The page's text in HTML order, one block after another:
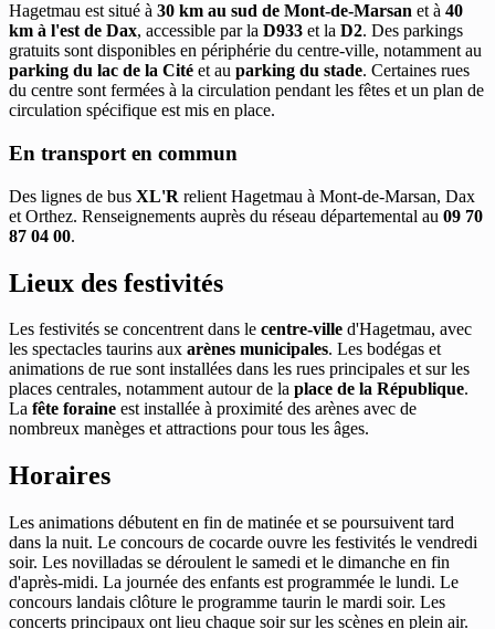
Hagetmau est situé à 30 km au sud de Mont-de-Marsan et à 40
km à l'est de Dax, accessible par la D933 et la D2. Des parkings
gratuits sont disponibles en périphérie du centre-ville, notamment au
parking du lac de la Cité et au parking du stade. Certaines rues
du centre sont fermées à la circulation pendant les fêtes et un plan de
circulation spécifique est mis en place.
En transport en commun
Des lignes de bus XL'R relient Hagetmau à Mont-de-Marsan, Dax
et Orthez. Renseignements auprès du réseau départemental au 09 70
87 04 00.
Lieux des festivités
Les festivités se concentrent dans le centre-ville d'Hagetmau, avec
les spectacles taurins aux arènes municipales. Les bodégas et
animations de rue sont installées dans les rues principales et sur les
places centrales, notamment autour de la place de la République.
La fête foraine est installée à proximité des arènes avec de
nombreux manèges et attractions pour tous les âges.
Horaires
Les animations débutent en fin de matinée et se poursuivent tard
dans la nuit. Le concours de cocarde ouvre les festivités le vendredi
soir. Les novilladas se déroulent le samedi et le dimanche en fin
d'après-midi. La journée des enfants est programmée le lundi. Le
concours landais clôture le programme taurin le mardi soir. Les
concerts principaux ont lieu chaque soir sur les scènes en plein air.